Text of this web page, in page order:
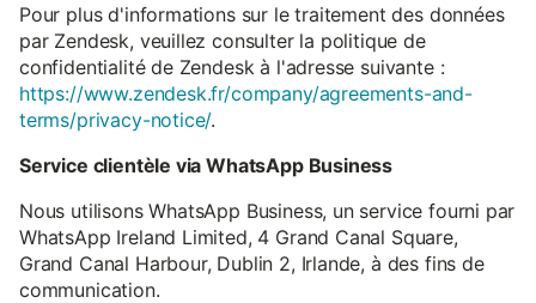
Pour plus d'informations sur le traitement des données
par Zendesk, veuillez consulter la politique de
confidentialité de Zendesk à l'adresse suivante :
https://www.zendesk.fr/company/agreements-and-
terms/privacy-notice/.
Service clientèle via WhatsApp Business
Nous utilisons WhatsApp Business, un service fourni par
WhatsApp Ireland Limited, 4 Grand Canal Square,
Grand Canal Harbour, Dublin 2, Irlande, à des fins de
communication.